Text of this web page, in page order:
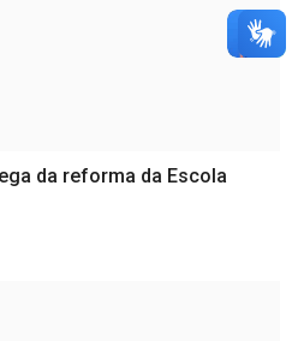
da reforma da Escola